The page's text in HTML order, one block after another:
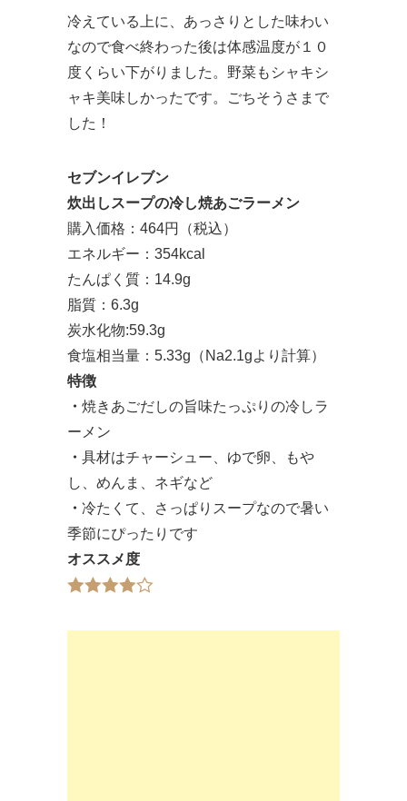
冷えている上に、あっさりとした味わい
なので食べ終わった後は体感温度が１０
度くらい下がりました。野菜もシャキシ
ャキ美味しかったです。ごちそうさまで
した！
セブンイレブン
炊出しスープの冷し焼あごラーメン
購入価格：464円（税込）
エネルギー：354kcal
たんぱく質：14.9g
脂質：6.3g
炭水化物:59.3g
食塩相当量：5.33g（Na2.1gより計算）
特徴
・ 焼きあごだしの旨味たっぷりの冷しラ
ーメン
・ 具材はチャーシュー、ゆで卵、もや
し、めんま、ネギなど
・ 冷たくて、さっぱりスープなので暑い
季節にぴったりです
オススメ度